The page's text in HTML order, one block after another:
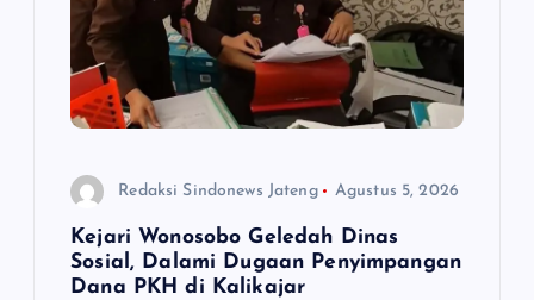
Redaksi Sindonews Jateng Agustus 5, 2026
Kejari Wonosobo Geledah Dinas
Sosial, Dalami Dugaan Penyimpangan
Dana PKH di Kalikajar